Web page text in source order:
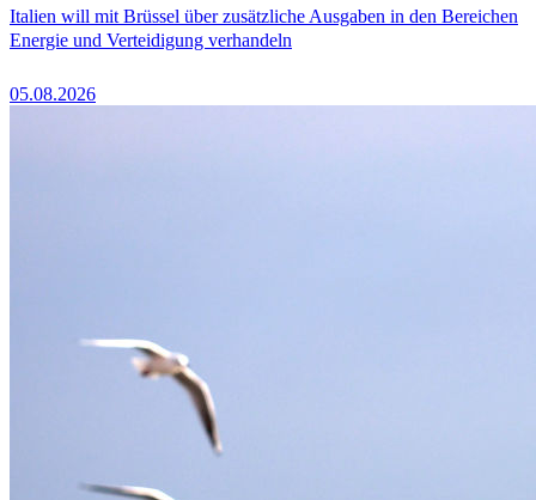
Italien will mit Brüssel über zusätzliche Ausgaben in den Bereichen
Energie und Verteidigung verhandeln
05.08.2026